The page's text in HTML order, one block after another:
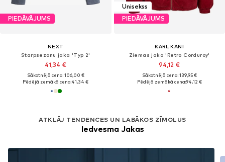
PIEDĀVĀJUMS
NEXT
Starpsezonu jaka 'Typ 2'
41,34 €
Sākotnējā cena: 106,00 €
Pēdējā zemākā cena:41,34 €
Unisekss
PIEDĀVĀJUMS
KARL KANI
Ziemas jaka 'Retro Corduroy'
94,12 €
Sākotnējā cena: 139,95 €
Pēdējā zemākā cena:94,12 €
ATKLĀJ TENDENCES UN LABĀKOS ZĪMOLUS
Iedvesma Jakas